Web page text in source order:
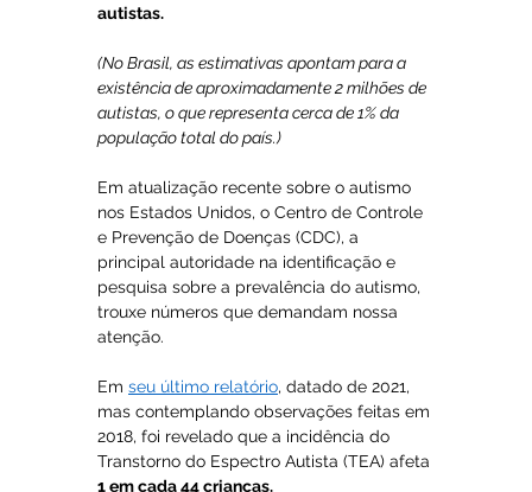
autistas.
(No Brasil, as estimativas apontam para a
existência de aproximadamente 2 milhões de
autistas, o que representa cerca de 1% da
população total do país.)
Em atualização recente sobre o autismo
nos Estados Unidos, o Centro de Controle
e Prevenção de Doenças (CDC), a
principal autoridade na identificação e
pesquisa sobre a prevalência do autismo,
trouxe números que demandam nossa
atenção.
Em seu último relatório, datado de 2021,
mas contemplando observações feitas em
2018, foi revelado que a incidência do
Transtorno do Espectro Autista (TEA) afeta
1 em cada 44 crianças.